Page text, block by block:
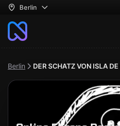
Berlin
Berlin DER SCHATZ VON ISLA